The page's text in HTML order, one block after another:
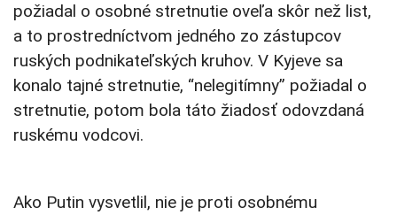
požiadal o osobné stretnutie oveľa skôr než list,
a to prostredníctvom jedného zo zástupcov
ruských podnikateľských kruhov. V Kyjeve sa
konalo tajné stretnutie, “nelegitímny” požiadal o
stretnutie, potom bola táto žiadosť odovzdaná
ruskému vodcovi.
Ako Putin vysvetlil, nie je proti osobnému